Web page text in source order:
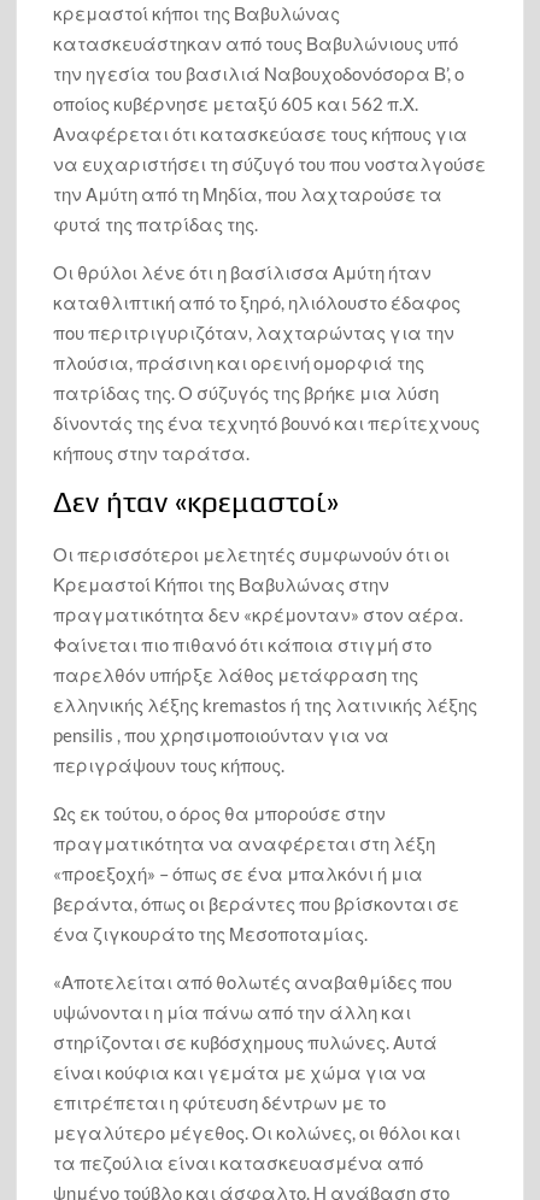
κρεμαστοί κήποι της Βαβυλώνας
κατασκευάστηκαν από τους Βαβυλώνιους υπό
την ηγεσία του βασιλιά Ναβουχοδονόσορα Β’, ο
οποίος κυβέρνησε μεταξύ 605 και 562 π.Χ.
Αναφέρεται ότι κατασκεύασε τους κήπους για
να ευχαριστήσει τη σύζυγό του που νοσταλγούσε
την Αμύτη από τη Μηδία, που λαχταρούσε τα
φυτά της πατρίδας της.
Οι θρύλοι λένε ότι η βασίλισσα Αμύτη ήταν
καταθλιπτική από το ξηρό, ηλιόλουστο έδαφος
που περιτριγυριζόταν, λαχταρώντας για την
πλούσια, πράσινη και ορεινή ομορφιά της
πατρίδας της. Ο σύζυγός της βρήκε μια λύση
δίνοντάς της ένα τεχνητό βουνό και περίτεχνους
κήπους στην ταράτσα.
Δεν ήταν «κρεμαστοί»
Οι περισσότεροι μελετητές συμφωνούν ότι οι
Κρεμαστοί Κήποι της Βαβυλώνας στην
πραγματικότητα δεν «κρέμονταν» στον αέρα.
Φαίνεται πιο πιθανό ότι κάποια στιγμή στο
παρελθόν υπήρξε λάθος μετάφραση της
ελληνικής λέξης kremastos ή της λατινικής λέξης
pensilis , που χρησιμοποιούνταν για να
περιγράψουν τους κήπους.
Ως εκ τούτου, ο όρος θα μπορούσε στην
πραγματικότητα να αναφέρεται στη λέξη
«προεξοχή» – όπως σε ένα μπαλκόνι ή μια
βεράντα, όπως οι βεράντες που βρίσκονται σε
ένα ζιγκουράτο της Μεσοποταμίας.
«Αποτελείται από θολωτές αναβαθμίδες που
υψώνονται η μία πάνω από την άλλη και
στηρίζονται σε κυβόσχημους πυλώνες. Αυτά
είναι κούφια και γεμάτα με χώμα για να
επιτρέπεται η φύτευση δέντρων με το
μεγαλύτερο μέγεθος. Οι κολώνες, οι θόλοι και
τα πεζούλια είναι κατασκευασμένα από
ψημένο τούβλο και άσφαλτο. Η ανάβαση στο